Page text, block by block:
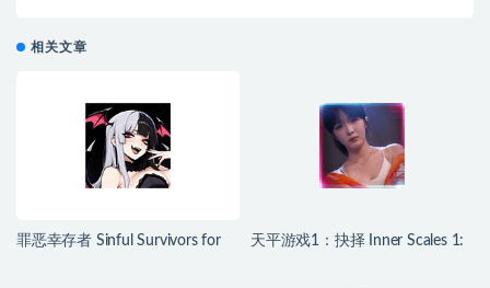
相关文章
罪恶幸存者 Sinful Survivors for
天平游戏1：抉择 Inner Scales 1: